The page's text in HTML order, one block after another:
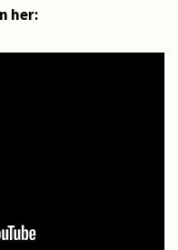
her: